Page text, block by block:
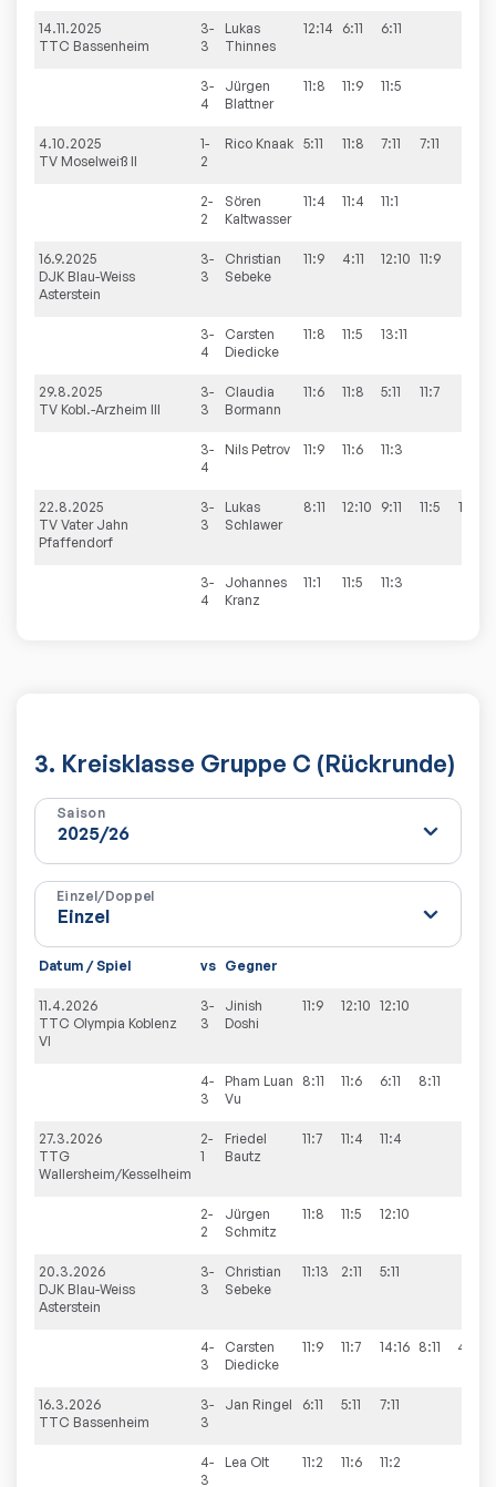
14.11.2025
TTC Bassenheim
3-
3
Lukas
Thinnes
12:14 6:11 6:11
3-
4
Jürgen
Blattner
11:8 11:9 11:5
4.10.2025
TV Moselweiß II
1-
2
Rico Knaak 5:11 11:8 7:11 7:11
2-
2
Sören
Kaltwasser
11:4 11:4 11:1
16.9.2025
DJK Blau-Weiss
Asterstein
3-
3
Christian
Sebeke
11:9 4:11 12:10 11:9
3-
4
Carsten
Diedicke
11:8 11:5 13:11
29.8.2025
TV Kobl.-Arzheim III
3-
3
Claudia
Bormann
11:6 11:8 5:11 11:7
3-
4
Nils Petrov 11:9 11:6 11:3
22.8.2025
TV Vater Jahn
Pfaffendorf
3-
3
Lukas
Schlawer
8:11 12:10 9:11 11:5 11:5
3-
4
Johannes
Kranz
11:1 11:5 11:3
3. Kreisklasse Gruppe C (Rückrunde)
Saison
Einzel/Doppel
Datum / Spiel vs Gegner
11.4.2026
TTC Olympia Koblenz
VI
3-
3
Jinish
Doshi
11:9 12:10 12:10
4-
3
Pham Luan
Vu
8:11 11:6 6:11 8:11
27.3.2026
TTG
Wallersheim/Kesselheim
2-
1
Friedel
Bautz
11:7 11:4 11:4
2-
2
Jürgen
Schmitz
11:8 11:5 12:10
20.3.2026
DJK Blau-Weiss
Asterstein
3-
3
Christian
Sebeke
11:13 2:11 5:11
4-
3
Carsten
Diedicke
11:9 11:7 14:16 8:11 4:11
16.3.2026
TTC Bassenheim
3-
3
Jan Ringel 6:11 5:11 7:11
4-
3
Lea Olt 11:2 11:6 11:2